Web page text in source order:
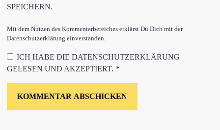
SPEICHERN.
Mit dem Nutzen des Kommentarbereiches erklärst Du Dich mit der
Datenschutzerklärung einverstanden.
ICH HABE DIE DATENSCHUTZERKLÄRUNG
GELESEN UND AKZEPTIERT. *